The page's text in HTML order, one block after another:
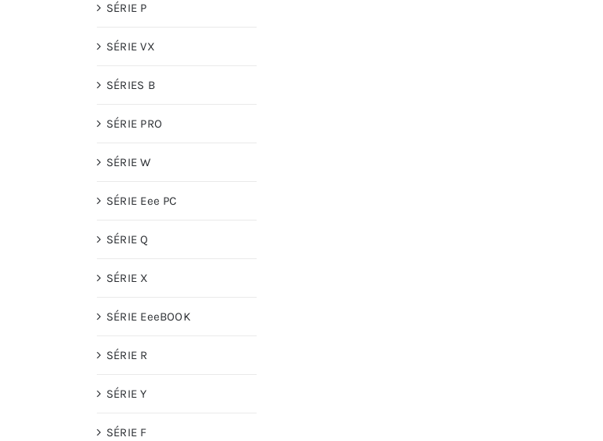
SÉRIE P
SÉRIE VX
SÉRIES B
SÉRIE PRO
SÉRIE W
SÉRIE Eee PC
SÉRIE Q
SÉRIE X
SÉRIE EeeBOOK
SÉRIE R
SÉRIE Y
SÉRIE F